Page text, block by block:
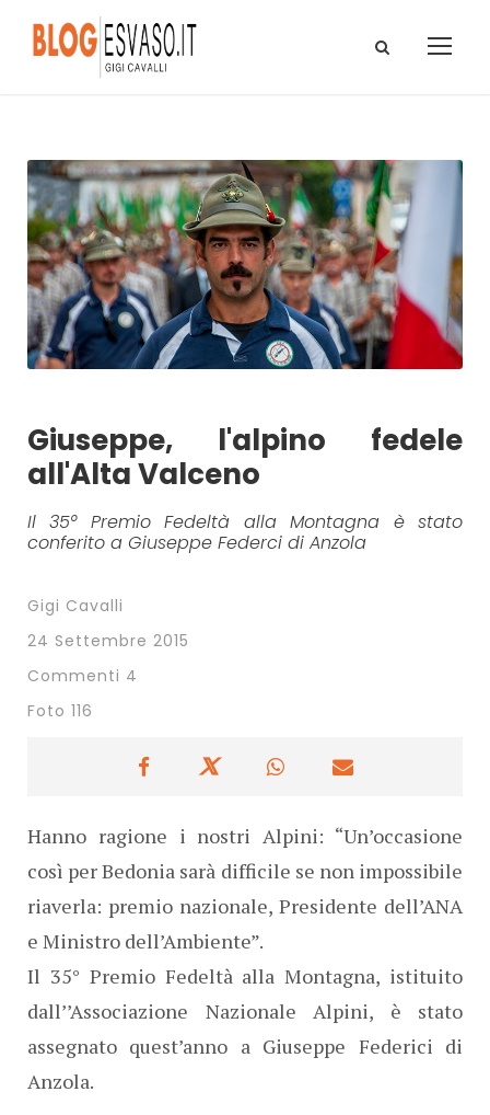
Giuseppe, l'alpino fedele
all'Alta Valceno
Il 35° Premio Fedeltà alla Montagna è stato
conferito a Giuseppe Federci di Anzola
Gigi Cavalli
24 Settembre 2015
Commenti 4
Foto 116
Hanno ragione i nostri Alpini: “Un’occasione
così per Bedonia sarà difficile se non impossibile
riaverla: premio nazionale, Presidente dell’ANA
e Ministro dell’Ambiente”.
Il 35° Premio Fedeltà alla Montagna, istituito
dall’’Associazione Nazionale Alpini, è stato
assegnato quest’anno a Giuseppe Federici di
Anzola.